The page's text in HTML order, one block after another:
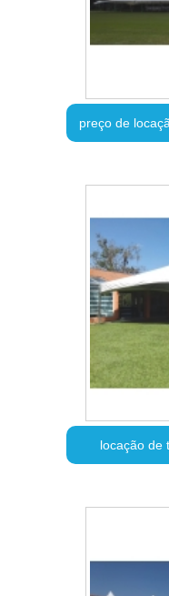
preço de
locação de